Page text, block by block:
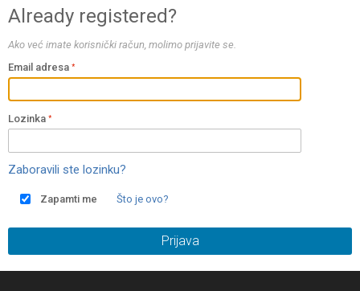
Already registered?
Ako već imate korisnički račun, molimo prijavite se.
Email adresa
Lozinka
Zaboravili ste lozinku?
Zapamti me Što je ovo?
Prijava